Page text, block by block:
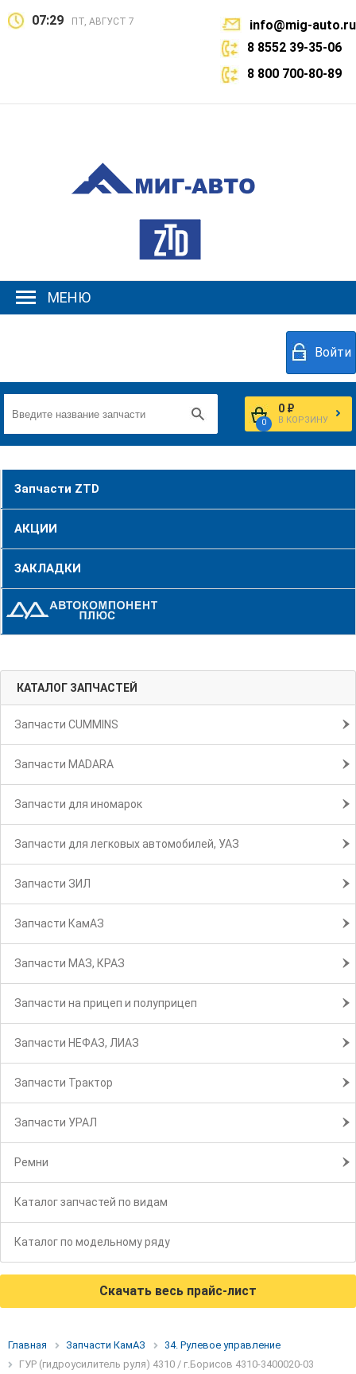
07:29 ПТ, АВГУСТ 7
info@mig-auto.ru
8 8552 39-35-06
8 800 700-80-89
МЕНЮ
Войти
0
0 ₽
В КОРЗИНУ
Запчасти ZTD
АКЦИИ
ЗАКЛАДКИ
КАТАЛОГ ЗАПЧАСТЕЙ
Запчасти CUMMINS
Запчасти MADARA
Запчасти для иномарок
Запчасти для легковых автомобилей, УАЗ
Запчасти ЗИЛ
Запчасти КамАЗ
Запчасти МАЗ, КРАЗ
Запчасти на прицеп и полуприцеп
Запчасти НЕФАЗ, ЛИАЗ
Запчасти Трактор
Запчасти УРАЛ
Ремни
Каталог запчастей по видам
Каталог по модельному ряду
Скачать весь прайс-лист
Главная Запчасти КамАЗ
34. Рулевое управление
ГУР (гидроусилитель руля) 4310 / г.Борисов 4310-3400020-03